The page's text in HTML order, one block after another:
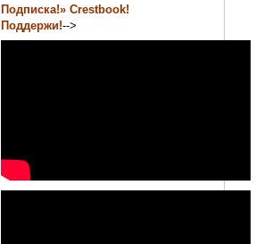
Подписка!» Crestbook!
Поддержи!-->